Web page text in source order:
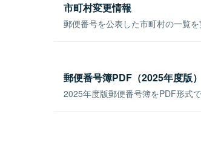
市町村変更情報
郵便番号を公表した市町村の一覧
郵便番号簿PDF（2025年度版）
2025年度版郵便番号簿をPDF形式